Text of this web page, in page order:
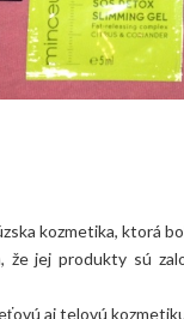
kozmetika, ktorá
že jej produkty sú
aj telovú